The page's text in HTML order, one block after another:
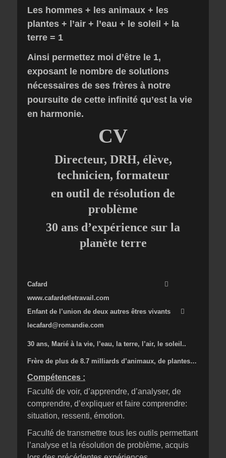
Les hommes + les animaux + les
plantes + l’air + l’eau + le soleil + la
terre = 1
Ainsi permettez moi d’être le 1,
exposant le nombre de solutions
nécessaires de ses frères à notre
poursuite de cette infinité qu’est la vie
en harmonie.
CV
Directeur, DRH, élève,
technicien, formateur
en outil de résolution de
problème
30 ans d’expérience sur la
planète terre
Cafard

www.cafardetletravail.com
Enfant de l’union de deux autres êtres vivants

lecafard@romandie.com
30 ans, Marié à la vie, l’eau, la terre, l’air, le soleil..
Frère de plus de 8.7 milliards d’animaux, de plantes…
Compétences :
Faculté de voir, d’apprendre, d’analyser, de
comprendre, d’expliquer et faire comprendre:
situation, ressenti, émotion.
Faculté de transmettre tous les outils permettant
l’analyse et la résolution de problème, acquis